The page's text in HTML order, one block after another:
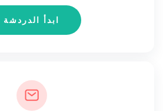
ابدأ الدردشة